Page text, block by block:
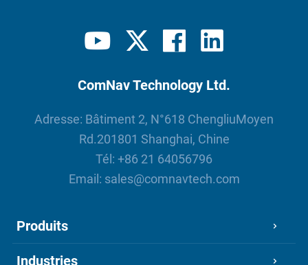
ComNav Technology Ltd.
Adresse: Bâtiment 2, N°618 ChengliuMoyen
Rd.201801 Shanghai, Chine
Tél: +86 21 64056796
Email: sales@comnavtech.com
Produits
Industries